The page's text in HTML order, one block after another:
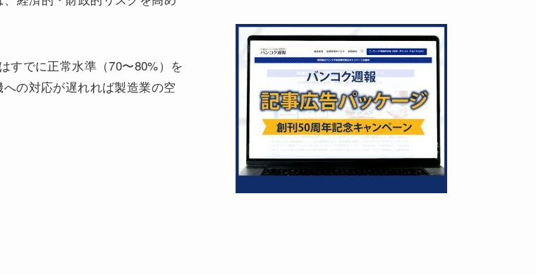
すでに正常水準（70〜80%）を
の対応が遅れれば製造業の空